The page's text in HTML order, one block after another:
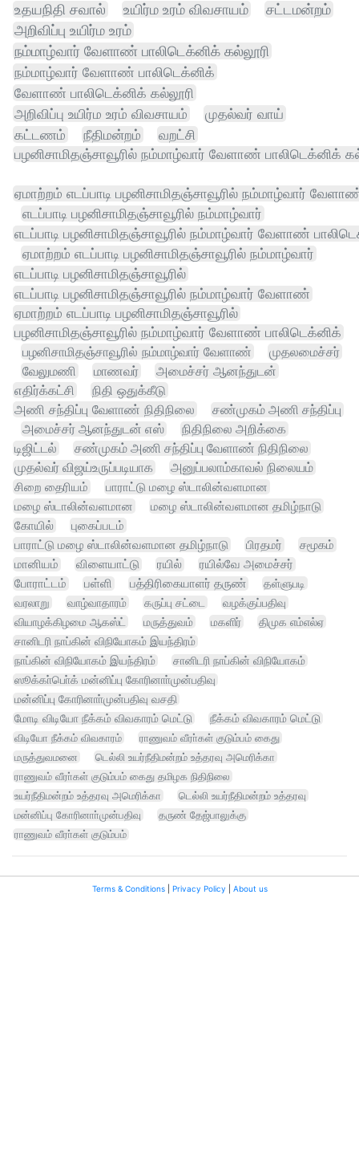
உதயநிதி சவால்
உயிர்ம உரம் விவசாயம்
சட்டமன்றம்
அறிவிப்பு உயிர்ம உரம்
நம்மாழ்வார் வேளாண் பாலிடெக்னிக் கல்லூரி
நம்மாழ்வார் வேளாண் பாலிடெக்னிக்
வேளாண் பாலிடெக்னிக் கல்லூரி
அறிவிப்பு உயிர்ம உரம் விவசாயம்
முதல்வர் வாய்
கட்டணம்
நீதிமன்றம் வறட்சி
பழனிசாமிதஞ்சாவூரில் நம்மாழ்வார் வேளாண் பாலிடெக்னிக்
ஏமாற்றம் எடப்பாடி பழனிசாமிதஞ்சாவூரில் நம்மாழ்வார்
எடப்பாடி பழனிசாமிதஞ்சாவூரில் நம்மாழ்வார்
எடப்பாடி பழனிசாமிதஞ்சாவூரில் நம்மாழ்வார் வேளாண்
ஏமாற்றம் எடப்பாடி பழனிசாமிதஞ்சாவூரில் நம்மாழ்வார்
எடப்பாடி பழனிசாமிதஞ்சாவூரில்
எடப்பாடி பழனிசாமிதஞ்சாவூரில் நம்மாழ்வார் வேளாண்
ஏமாற்றம் எடப்பாடி பழனிசாமிதஞ்சாவூரில்
பழனிசாமிதஞ்சாவூரில் நம்மாழ்வார் வேளாண் பாலிடெக்னிக்
பழனிசாமிதஞ்சாவூரில் நம்மாழ்வார் வேளாண்
முதலமைச்சர்
வேலுமணி
மாணவர்
அமைச்சர் ஆனந்துடன்
எதிர்க்கட்சி
நிதி ஒதுக்கீடு
அணி சந்திப்பு வேளாண் நிதிநிலை
சண்முகம் அணி சந்திப்பு
அமைச்சர் ஆனந்துடன் எஸ்
நிதிநிலை அறிக்கை
டிஜிட்டல்
சண்முகம் அணி சந்திப்பு வேளாண் நிதிநிலை
முதல்வர் விஜய்உருப்படியாக
அனுப்பலாம்காவல் நிலையம்
சிறை தைரியம்
பாராட்டு மழை ஸ்டாலின்வளமான
மழை ஸ்டாலின்வளமான
மழை ஸ்டாலின்வளமான தமிழ்நாடு
கோயில்
புகைப்படம்
பாராட்டு மழை ஸ்டாலின்வளமான தமிழ்நாடு
பிரதமர் சமூகம்
மானியம் விளையாட்டு ரயில்
ரயில்வே அமைச்சர்
போராட்டம்
பள்ளி பத்திரிகையாளர் தருண்
தள்ளுபடி
வரலாறு
வாழ்வாதாரம் கருப்பு சட்டை
வழக்குப்பதிவு
வியாழக்கிழமை ஆகஸ்ட்
மருத்துவம் மகளிர் திமுக எம்எல்ஏ
சானிடரி நாப்கின் விநியோகம் இயந்திரம்
நாப்கின் விநியோகம் இயந்திரம்
சானிடரி நாப்கின் விநியோகம்
ஸூக்கா்பொ்க் மன்னிப்பு கோரினாா்முன்பதிவு
மன்னிப்பு கோரினாா்முன்பதிவு வசதி
மோடி விடியோ நீக்கம் விவகாரம் மெட்டு
நீக்கம் விவகாரம் மெட்டு
விடியோ நீக்கம் விவகாரம்
ராணுவம் வீரா்கள் குடும்பம் கைது
மருத்துவமனை
டெல்லி உயர்நீதிமன்றம் உத்தரவு அமெரிக்கா
ராணுவம் வீரா்கள் குடும்பம் கைது தமிழக நிதிநிலை
உயர்நீதிமன்றம் உத்தரவு அமெரிக்கா
டெல்லி உயர்நீதிமன்றம் உத்தரவு
மன்னிப்பு கோரினாா்முன்பதிவு
தருண் தேஜ்பாலுக்கு
ராணுவம் வீரா்கள் குடும்பம்
Terms & Conditions| Privacy Policy About us